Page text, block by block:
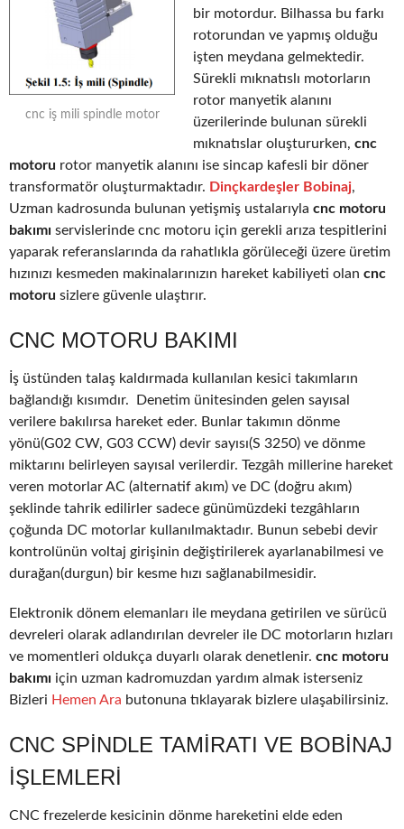
cnc iş mili spindle motor
bir motordur. Bilhassa bu farkı
rotorundan ve yapmış olduğu
işten meydana gelmektedir.
Sürekli mıknatıslı motorların
rotor manyetik alanını
üzerilerinde bulunan sürekli
mıknatıslar oluştururken, cnc
motoru rotor manyetik alanını ise sincap kafesli bir döner
transformatör oluşturmaktadır. Dinçkardeşler Bobinaj,
Uzman kadrosunda bulunan yetişmiş ustalarıyla cnc motoru
bakımı servislerinde cnc motoru için gerekli arıza tespitlerini
yaparak referanslarında da rahatlıkla görüleceği üzere üretim
hızınızı kesmeden makinalarınızın hareket kabiliyeti olan cnc
motoru sizlere güvenle ulaştırır.
CNC MOTORU BAKIMI
İş üstünden talaş kaldırmada kullanılan kesici takımların
bağlandığı kısımdır. Denetim ünitesinden gelen sayısal
verilere bakılırsa hareket eder. Bunlar takımın dönme
yönü(G02 CW, G03 CCW) devir sayısı(S 3250) ve dönme
miktarını belirleyen sayısal verilerdir. Tezgâh millerine hareket
veren motorlar AC (alternatif akım) ve DC (doğru akım)
şeklinde tahrik edilirler sadece günümüzdeki tezgâhların
çoğunda DC motorlar kullanılmaktadır. Bunun sebebi devir
kontrolünün voltaj girişinin değiştirilerek ayarlanabilmesi ve
durağan(durgun) bir kesme hızı sağlanabilmesidir.
Elektronik dönem elemanları ile meydana getirilen ve sürücü
devreleri olarak adlandırılan devreler ile DC motorların hızları
ve momentleri oldukça duyarlı olarak denetlenir. cnc motoru
bakımı için uzman kadromuzdan yardım almak isterseniz
Bizleri Hemen Ara butonuna tıklayarak bizlere ulaşabilirsiniz.
CNC SPINDLE TAMIRATI VE BOBINAJ
IŞLEMLERI
CNC frezelerde kesicinin dönme hareketini elde eden